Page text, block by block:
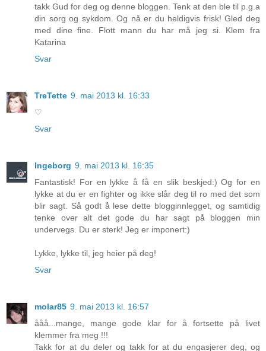
takk Gud for deg og denne bloggen. Tenk at den ble til p.g.a
din sorg og sykdom. Og nå er du heldigvis frisk! Gled deg
med dine fine. Flott mann du har må jeg si. Klem fra
Katarina
Svar
TreTette 9. mai 2013 kl. 16:33
♡
Svar
Ingeborg 9. mai 2013 kl. 16:35
Fantastisk! For en lykke å få en slik beskjed:) Og for en
lykke at du er en fighter og ikke slår deg til ro med det som
blir sagt. Så godt å lese dette blogginnlegget, og samtidig
tenke over alt det gode du har sagt på bloggen min
undervegs. Du er sterk! Jeg er imponert:)
Lykke, lykke til, jeg heier på deg!
Svar
molar85 9. mai 2013 kl. 16:57
ååå...mange, mange gode klar for å fortsette på livet
klemmer fra meg !!!
Takk for at du deler og takk for at du engasjerer deg, og